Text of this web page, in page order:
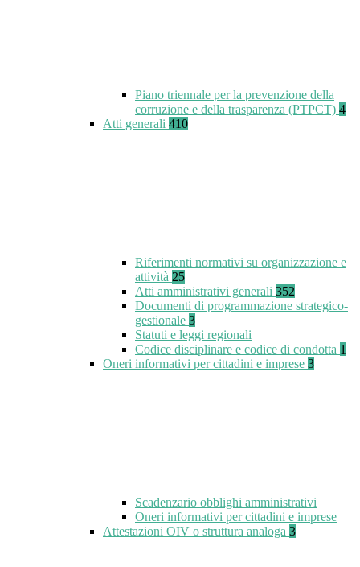
Piano triennale per la prevenzione della
corruzione e della trasparenza (PTPCT) 4
Atti generali 410
Riferimenti normativi su organizzazione e
attività 25
Atti amministrativi generali 352
Documenti di programmazione strategico-
gestionale 3
Statuti e leggi regionali
Codice disciplinare e codice di condotta 1
Oneri informativi per cittadini e imprese 3
Scadenzario obblighi amministrativi
Oneri informativi per cittadini e imprese
Attestazioni OIV o struttura analoga 3